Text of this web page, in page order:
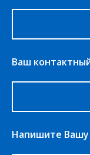
Ваш
Напишите